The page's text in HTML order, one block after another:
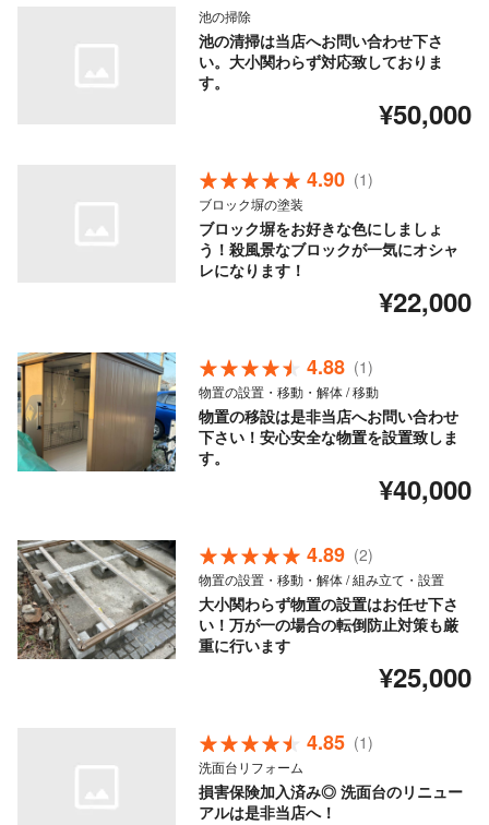
池の掃除
池の清掃は当店へお問い合わせ下さ
い。大小関わらず対応致しておりま
す。
¥50,000
4.90 (1)
ブロック塀の塗装
ブロック塀をお好きな色にしましょ
う！殺風景なブロックが一気にオシャ
レになります！
¥22,000
4.88 (1)
物置の設置・移動・解体 / 移動
物置の移設は是非当店へお問い合わせ
下さい！安心安全な物置を設置致しま
す。
¥40,000
4.89 (2)
物置の設置・移動・解体 / 組み立て・設置
大小関わらず物置の設置はお任せ下さ
い！万が一の場合の転倒防止対策も厳
重に行います
¥25,000
4.85 (1)
洗面台リフォーム
損害保険加入済み◎ 洗面台のリニュー
アルは是非当店へ！